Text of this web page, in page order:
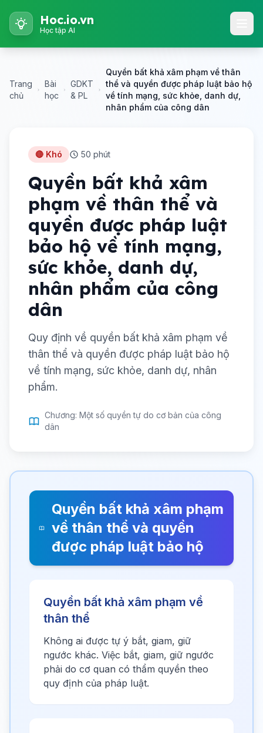
Hoc.io.vn
Học tập AI
Trang
chủ
Bài
học
GDKT
& PL
Quyền bất khả xâm phạm về thân
thể và quyền được pháp luật bảo hộ
về tính mạng, sức khỏe, danh dự,
nhân phẩm của công dân
🔴 Khó 50 phút
Quyền bất khả xâm
phạm về thân thể và
quyền được pháp luật
bảo hộ về tính mạng,
sức khỏe, danh dự,
nhân phẩm của công
dân
Quy định về quyền bất khả xâm phạm về
thân thể và quyền được pháp luật bảo hộ
về tính mạng, sức khỏe, danh dự, nhân
phẩm.
Chương: Một số quyền tự do cơ bản của công
dân
Quyền bất khả xâm phạm
về thân thể và quyền
được pháp luật bảo hộ
Quyền bất khả xâm phạm về
thân thể
Không ai được tự ý bắt, giam, giữ
ngước khác. Việc bắt, giam, giữ ngước
phải do cơ quan có thẩm quyền theo
quy định của pháp luật.